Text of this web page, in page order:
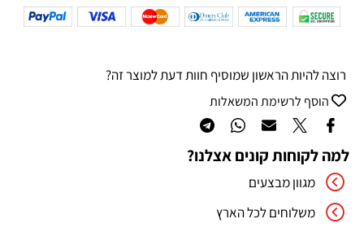
רוצה להיות הראשון שמוסיף חוות דעת למוצר זה?
הוסף לרשימת המשאלות
למה לקוחות קונים אצלנו?
מגוון מבצעים
משלוחים לכל הארץ